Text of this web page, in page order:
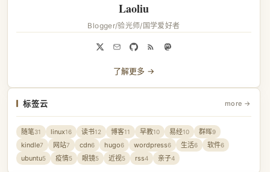
Laoliu
Blogger/验光师/国学爱好者
了解更多 →
标签云 more →
随笔31 linux16 读书12 博客11 早教10 易经10 群晖9
kindle7 网站7 cdn6 hugo6 wordpress6 生活6 软件6
ubuntu5 疫情5 眼镜5 近视5 rss4 亲子4